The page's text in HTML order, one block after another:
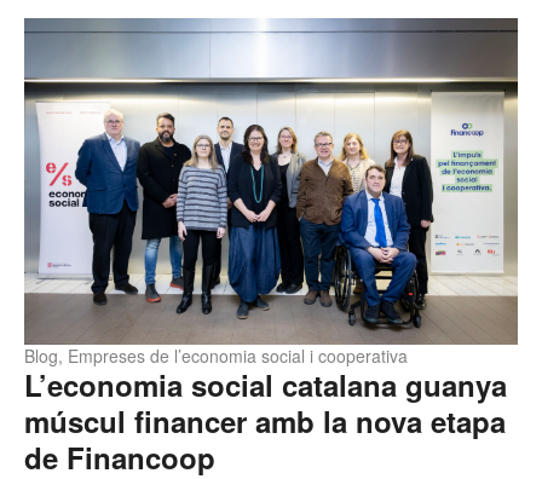
L’economia social catalana guanya
múscul financer amb la nova etapa
de Financoop
Blog, Empreses de l’economia social i cooperativa